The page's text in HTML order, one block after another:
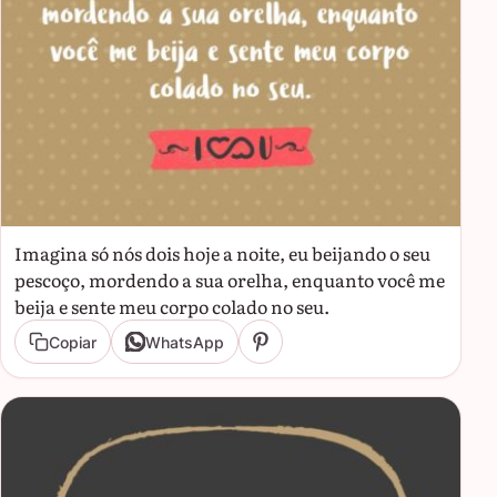
Imagina só nós dois hoje a noite, eu beijando o seu
pescoço, mordendo a sua orelha, enquanto você me
beija e sente meu corpo colado no seu.
Copiar WhatsApp